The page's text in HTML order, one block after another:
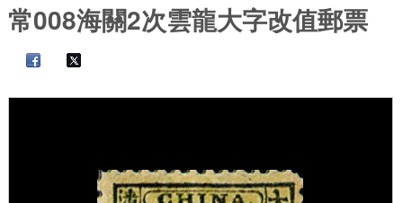
常008海關2次雲龍大字改值郵票